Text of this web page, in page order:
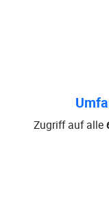
Zugriff auf alle